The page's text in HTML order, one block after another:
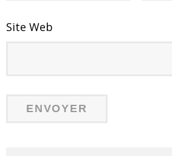
Site Web